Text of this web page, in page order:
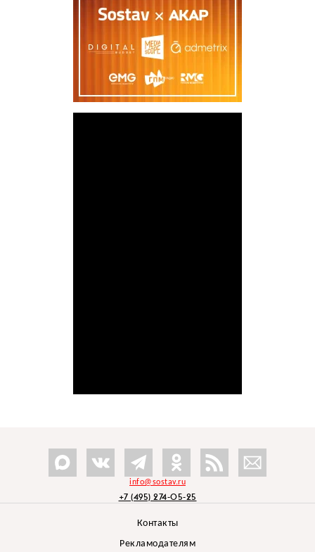
info@sostav.ru
+7 (495) 274-05-25
Контакты
Рекламодателям